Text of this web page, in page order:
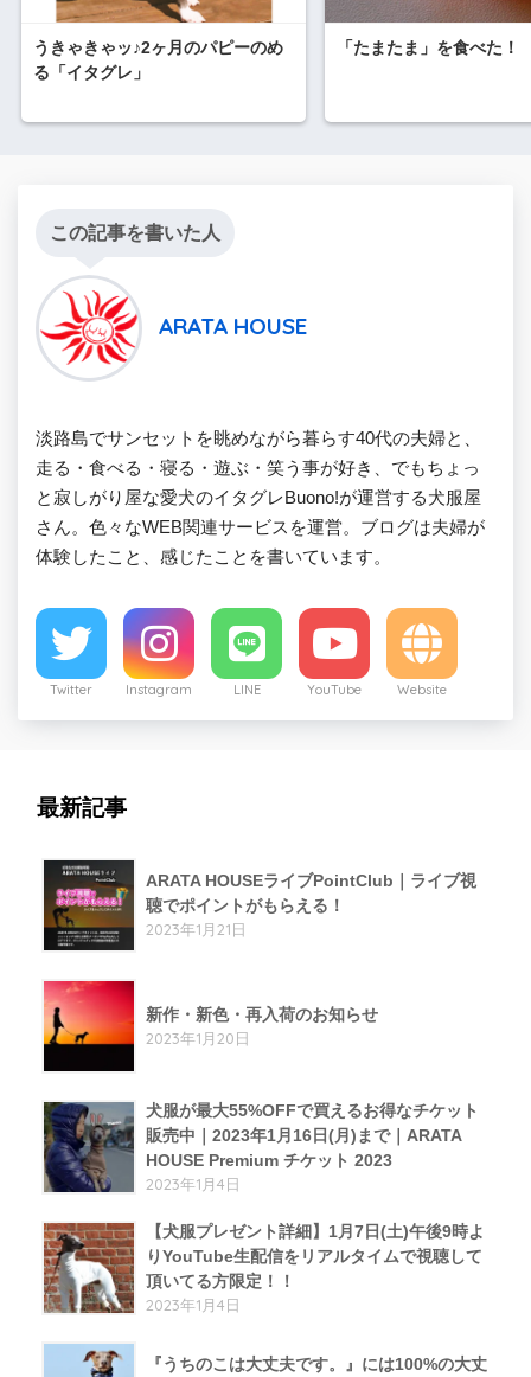
うきゃきゃッ♪2ヶ月のパピーのめ
る「イタグレ」
「たまたま」を食べた！
この記事を書いた人
ARATA HOUSE
淡路島でサンセットを眺めながら暮らす40代の夫婦と、
走る・食べる・寝る・遊ぶ・笑う事が好き、でもちょっ
と寂しがり屋な愛犬のイタグレBuono!が運営する犬服屋
さん。色々なWEB関連サービスを運営。ブログは夫婦が
体験したこと、感じたことを書いています。
Twitter Instagram LINE YouTube Website
最新記事
ARATA HOUSEライブPointClub｜ライブ視
聴でポイントがもらえる！
2023年1月21日
新作・新色・再入荷のお知らせ
2023年1月20日
犬服が最大55%OFFで買えるお得なチケット
販売中｜2023年1月16日(月)まで｜ARATA
HOUSE Premium チケット 2023
2023年1月4日
【犬服プレゼント詳細】1月7日(土)午後9時よ
りYouTube生配信をリアルタイムで視聴して
頂いてる方限定！！
2023年1月4日
『うちのこは大丈夫です。』には100%の大丈